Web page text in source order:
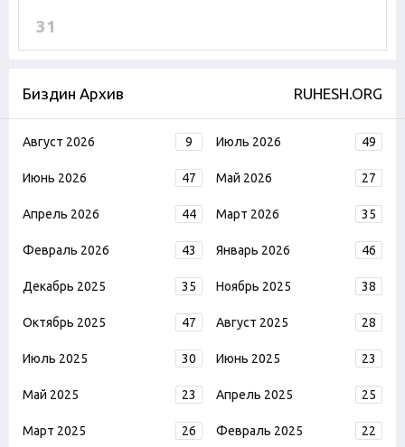
31
Биздин Архив RUHESH.ORG
Август 2026 9 Июль 2026 49
Июнь 2026 47 Май 2026 27
Апрель 2026 44 Март 2026 35
Февраль 2026 43 Январь 2026 46
Декабрь 2025 35 Ноябрь 2025 38
Октябрь 2025 47 Август 2025 28
Июль 2025 30 Июнь 2025 23
Май 2025 23 Апрель 2025 25
Март 2025 26 Февраль 2025 22